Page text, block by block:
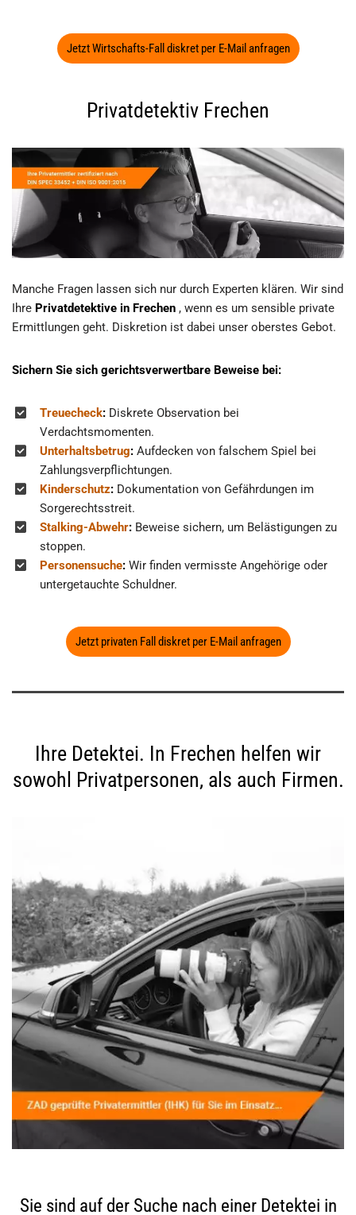
Jetzt Wirtschafts-Fall diskret per E-Mail anfragen
Privatdetektiv Frechen
Manche Fragen lassen sich nur durch Experten klären. Wir sind
Ihre Privatdetektive in Frechen , wenn es um sensible private
Ermittlungen geht. Diskretion ist dabei unser oberstes Gebot.
Sichern Sie sich gerichtsverwertbare Beweise bei:
Treuecheck: Diskrete Observation bei
Verdachtsmomenten.
Unterhaltsbetrug: Aufdecken von falschem Spiel bei
Zahlungsverpflichtungen.
Kinderschutz: Dokumentation von Gefährdungen im
Sorgerechtsstreit.
Stalking-Abwehr: Beweise sichern, um Belästigungen zu
stoppen.
Personensuche: Wir finden vermisste Angehörige oder
untergetauchte Schuldner.
Jetzt privaten Fall diskret per E-Mail anfragen
Ihre Detektei. In Frechen helfen wir
sowohl Privatpersonen, als auch Firmen.
Sie sind auf der Suche nach einer Detektei in